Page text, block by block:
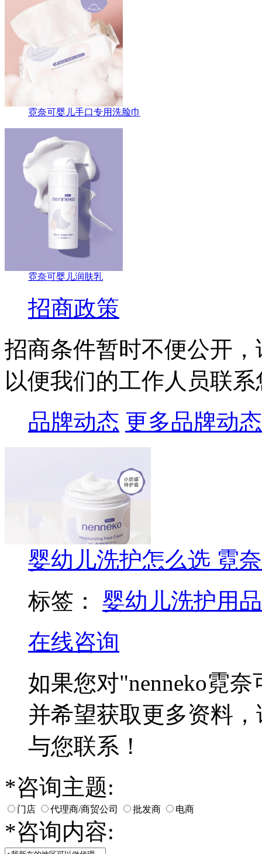
霓奈可婴儿手口专用洗脸巾
霓奈可婴儿润肤乳
招商政策
招商条件暂时不便公开
以便我们的工作人员联
品牌动态 更多品牌动态
婴幼儿洗护怎么选 霓
标签： 婴幼儿洗护用
在线咨询
如果您对"nenneko霓
并希望获取更多资料
与您联系！
*咨询主题:
门店 代理商/商贸公司 批发商 电商
*咨询内容: